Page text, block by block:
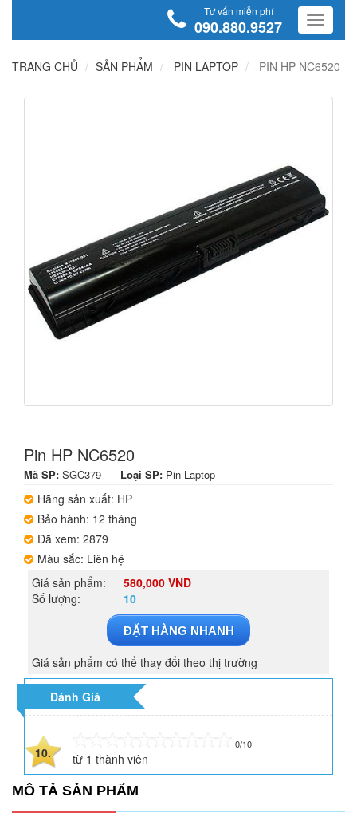
Tư vấn miễn phí
090.880.9527
TRANG CHỦ SẢN PHẨM PIN LAPTOP PIN HP NC6520
Pin HP NC6520
Mã SP: SGC379 Loại SP: Pin Laptop
Hãng sản xuất: HP
Bảo hành: 12 tháng
Đã xem: 2879
Màu sắc: Liên hệ
Giá sản phẩm:
580,000 VND
Số lượng:
10
ĐẶT HÀNG NHANH
Giá sản phẩm có thể thay đổi theo thị trường
Đánh Giá
10.
0/10
từ 1 thành viên
MÔ TẢ SẢN PHẨM